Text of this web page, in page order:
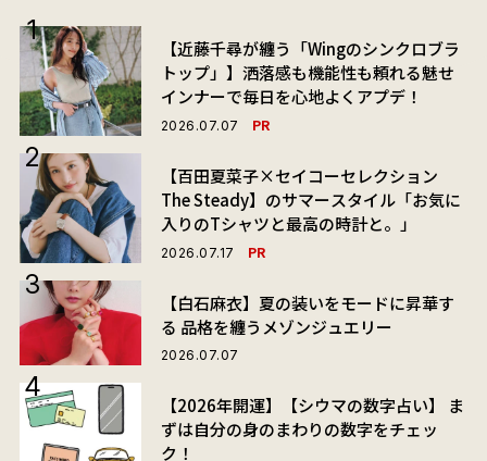
【近藤千尋が纏う「Wingのシンクロブラ
トップ」】洒落感も機能性も頼れる魅せ
インナーで毎日を心地よくアプデ！
2026.07.07 PR
【百田夏菜子×セイコーセレクション
The Steady】のサマースタイル「お気に
入りのTシャツと最高の時計と。」
2026.07.17 PR
【白石麻衣】夏の装いをモードに昇華す
る 品格を纏うメゾンジュエリー
2026.07.07
【2026年開運】【シウマの数字占い】 ま
ずは自分の身のまわりの数字をチェッ
ク！